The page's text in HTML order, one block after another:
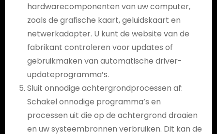
hardwarecomponenten van uw computer,
zoals de grafische kaart, geluidskaart en
netwerkadapter. U kunt de website van de
fabrikant controleren voor updates of
gebruikmaken van automatische driver-
updateprogramma’s.
Sluit onnodige achtergrondprocessen af:
Schakel onnodige programma’s en
processen uit die op de achtergrond draaien
en uw systeembronnen verbruiken. Dit kan de